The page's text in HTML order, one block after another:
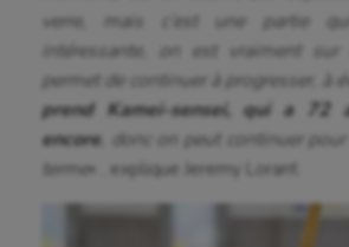
verre, mais c’est une partie
intéressante, on est vraiment
permet de continuer à progresser, à
prend Kamei-sensei, qui a 72
encore, donc on peut continuer
terme« , explique Jeremy Lorant.